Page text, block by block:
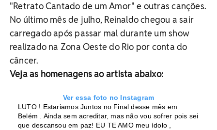
"Retrato Cantado de um Amor" e outras canções.
No último mês de julho, Reinaldo chegou a sair
carregado após passar mal durante um show
realizado na Zona Oeste do Rio por conta do
câncer.
Veja as homenagens ao artista abaixo:
Ver essa foto no Instagram
LUTO ! Estariamos Juntos no Final desse mês em
Belém . Ainda sem acreditar, mas não vou sofrer pois sei
que descansou em paz! EU TE AMO meu ídolo ,